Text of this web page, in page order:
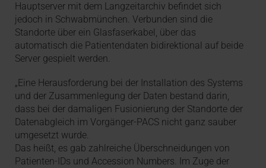
Hauptserver mit dem Langzeitarchiv befindet sich
jedoch in Schwabmünchen. Verbunden sind die
Standorte über ein Glasfaserkabel, über das
automatisch die Patientendaten bidirektional auf beide
Server gespielt werden.
„Eine Herausforderung bei der Installation des Systems
und der Zusammenlegung der Daten bestand darin,
dass bei der damaligen Fusionierung der Standorte der
Datenabgleich im Vorgänger-PACS nicht ganz sauber
umgesetzt wurde.
Das heißt, es gab zahlreiche Überschneidungen von
Patienten-IDs und Accession Numbers. Im Zuge der